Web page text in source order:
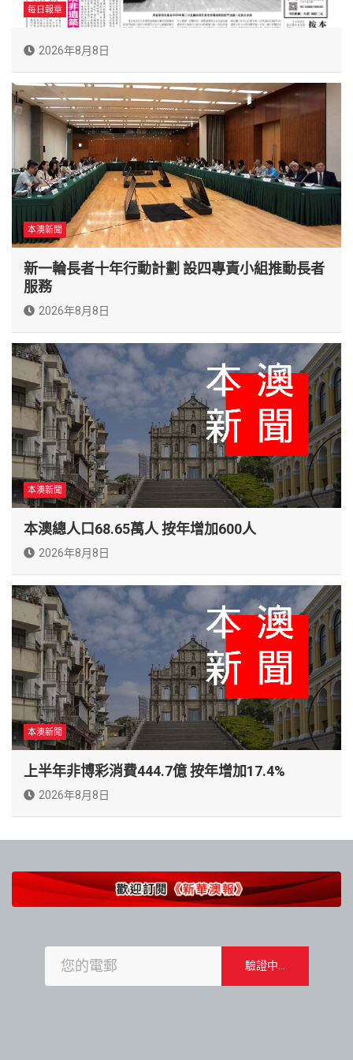
每日報章
2026年8月8日
本澳新聞
新一輪長者十年行動計劃 設四專責小組推動長者
服務
2026年8月8日
本澳新聞
本澳總人口68.65萬人 按年增加600人
2026年8月8日
本澳新聞
上半年非博彩消費444.7億 按年增加17.4%
2026年8月8日